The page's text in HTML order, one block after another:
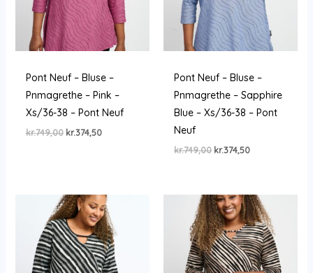
Pont Neuf – Bluse –
Pnmagrethe – Pink –
Xs/36-38 – Pont Neuf
kr.749,00 Den
kr.374,50Den
Pont Neuf – Bluse –
Pnmagrethe – Sapphire
Blue – Xs/36-38 – Pont
Neuf
kr.749,00 Den
kr.749,00.
kr.374,50Den
kr.374,50.